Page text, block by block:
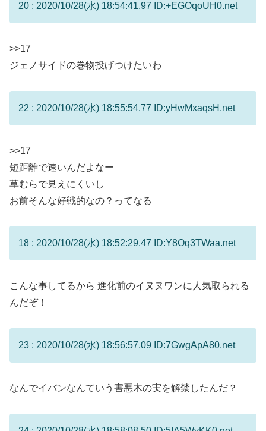
20 : 2020/10/28(水) 18:54:41.97 ID:+EGOqoUH0.net
>>17
ジェノサイドの巻物投げつけたいわ
22 : 2020/10/28(水) 18:55:54.77 ID:yHwMxaqsH.net
>>17
短距離で速いんだよなー
草むらで見えにくいし
お前そんな好戦的なの？ってなる
18 : 2020/10/28(水) 18:52:29.47 ID:Y8Oq3TWaa.net
こんな事してるから 進化前のイヌヌワンに人気取られる
んだぞ！
23 : 2020/10/28(水) 18:56:57.09 ID:7GwgApA80.net
なんでイバンなんていう害悪木の実を解禁したんだ？